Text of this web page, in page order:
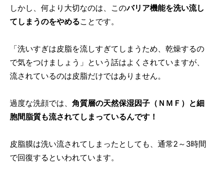
しかし、何より大切なのは、このバリア機能を洗い流し
てしまうのをやめることです。
「洗いすぎは皮脂を流しすぎてしまうため、乾燥するの
で気をつけましょう」という話はよくされていますが、
流されているのは皮脂だけではありません。
過度な洗顔では、 角質層の天然保湿因子（ＮＭＦ）と細
胞間脂質も流されてしまっているんです！
皮脂膜は洗い流されてしまったとしても、通常2～3時間
で回復するといわれています。